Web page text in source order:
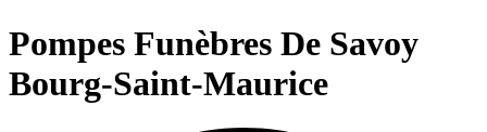
Pompes Funèbres De Savoy
Bourg-Saint-Maurice